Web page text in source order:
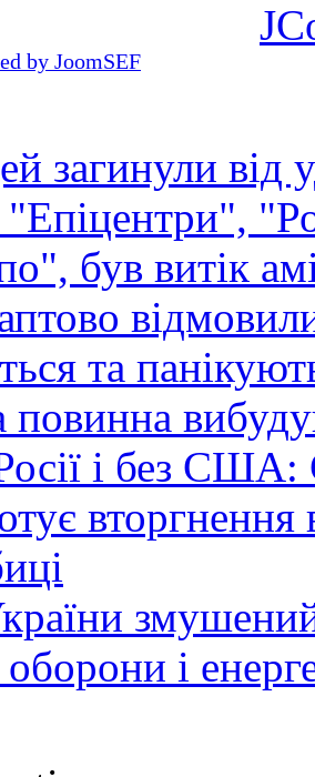
by JoomSEF
загинули від
"Епіцентри",
був витік
та
повинна
і без США:
вторгнення
оборони і